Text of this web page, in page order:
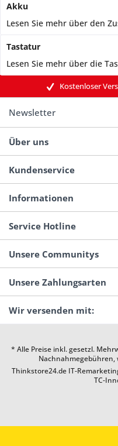
Akku
Lesen Sie mehr über den
Tastatur
Lesen Sie mehr über die
Kostenloser
Newsletter
Über uns
Kundenservice
Informationen
Service Hotline
Unsere Communitys
Unsere Zahlungsarten
Wir versenden mit:
* Alle Preise inkl. gesetzl.
Thinkstore24.de IT-
TC-